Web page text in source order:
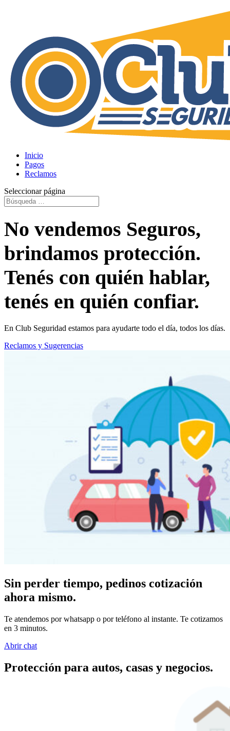
Inicio
Pagos
Reclamos
Seleccionar página
No vendemos Seguros,
brindamos protección.
Tenés con quién hablar,
tenés en quién confiar.
En Club Seguridad estamos para ayudarte todo el día, todos los días.
Reclamos y Sugerencias
Sin perder tiempo, pedinos cotización
ahora mismo.
Te atendemos por whatsapp o por teléfono al instante. Te cotizamos
en 3 minutos.
Abrir chat
Protección para autos, casas y negocios.